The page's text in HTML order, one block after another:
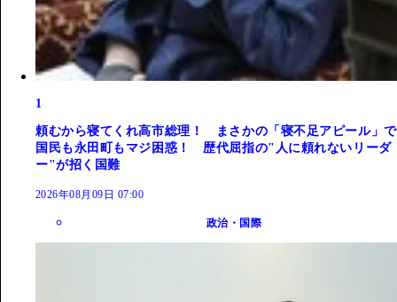
1
頼むから寝てくれ高市総理！ まさかの「寝不足アピール」で
国民も永田町もマジ困惑！ 歴代屈指の"人に頼れないリーダ
ー"が招く国難
2026年08月09日 07:00
政治・国際